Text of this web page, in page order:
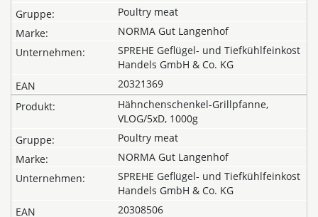
Poultry meat
NORMA Gut Langenhof
SPREHE Geflügel- und Tiefkühlfeinkost
Handels GmbH & Co. KG
20321369
Hähnchenschenkel-Grillpfanne,
VLOG/5xD, 1000g
Poultry meat
NORMA Gut Langenhof
SPREHE Geflügel- und Tiefkühlfeinkost
Handels GmbH & Co. KG
20308506